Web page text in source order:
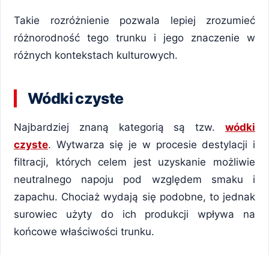
Takie rozróżnienie pozwala lepiej zrozumieć
różnorodność tego trunku i jego znaczenie w
różnych kontekstach kulturowych.
Wódki czyste
Najbardziej znaną kategorią są tzw. wódki
czyste. Wytwarza się je w procesie destylacji i
filtracji, których celem jest uzyskanie możliwie
neutralnego napoju pod względem smaku i
zapachu. Chociaż wydają się podobne, to jednak
surowiec użyty do ich produkcji wpływa na
końcowe właściwości trunku.